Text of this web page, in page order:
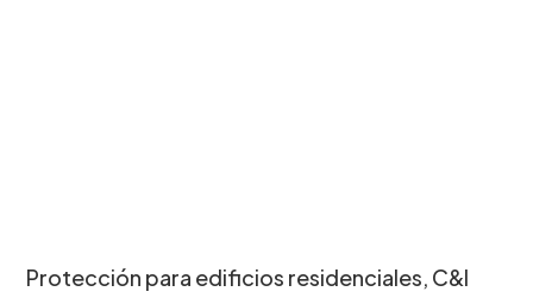
Protección para edificios residenciales, C&I